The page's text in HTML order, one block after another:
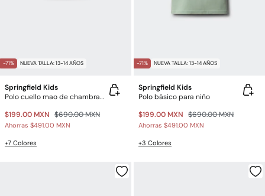
-71% NUEVA TALLA: 13-14 AÑOS
Springfield Kids
Polo cuello mao de chambray para niño
$199.00 MXN $690.00 MXN
Ahorras $491.00 MXN
+7 Colores
-71% NUEVA TALLA: 13-14 AÑOS
Springfield Kids
Polo básico para niño
$199.00 MXN $690.00 MXN
Ahorras $491.00 MXN
+3 Colores